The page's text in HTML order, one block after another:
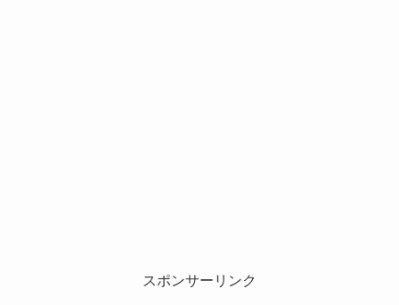
スポンサーリンク